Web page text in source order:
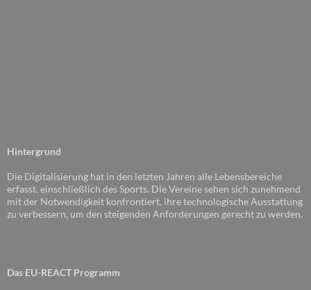
Hintergrund
Die Digitalisierung hat in den letzten Jahren alle Lebensbereiche
erfasst, einschließlich des Sports. Die Vereine sehen sich zunehmend
mit der Notwendigkeit konfrontiert, ihre technologische Ausstattung
zu verbessern, um den steigenden Anforderungen gerecht zu werden.
Das EU-REACT Programm